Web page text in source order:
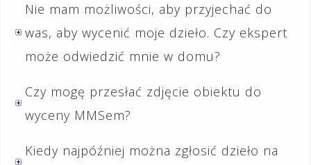
Nie mam możliwości, aby przyjechać do
was, aby wycenić moje dzieło. Czy ekspert
może odwiedzić mnie w domu?
Czy mogę przesłać zdjęcie obiektu do
wyceny MMSem?
Kiedy najpóźniej można zgłosić dzieło na